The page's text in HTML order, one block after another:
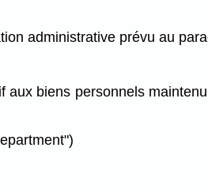
administrative prévu au
aux biens personnels